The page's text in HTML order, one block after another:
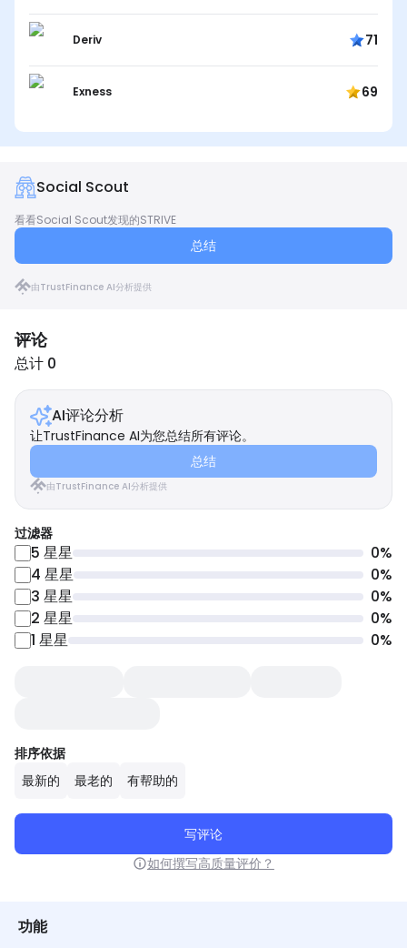
Deriv 71
Exness 69
Social Scout
看看Social Scout发现的STRIVE
总结
由TrustFinance AI分析提供
评论
总计 0
AI评论分析
让TrustFinance AI为您总结所有评论。
总结
由TrustFinance AI分析提供
过滤器
5 星星 0%
4 星星 0%
3 星星 0%
2 星星 0%
1 星星 0%
排序依据
最新的
最老的 有帮助的
写评论
如何撰写高质量评价？
功能